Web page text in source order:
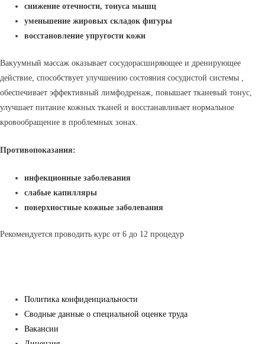
снижение отечности, тонуса мышц
уменьшение жировых складок фигуры
восстановление упругости кожи
Вакуумный массаж оказывает сосудорасширяющее и дренирующее
действие, способствует улучшению состояния сосудистой системы ,
обеспечивает эффективный лимфодренаж, повышает тканевый тонус,
улучшает питание кожных тканей и восстанавливает нормальное
кровообращение в проблемных зонах.
Противопоказания:
инфекционные заболевания
слабые капилляры
поверхностные кожные заболевания
Рекомендуется проводить курс от 6 до 12 процедур
Политика конфиденциальности
Сводные данные о специальной оценке труда
Вакансии